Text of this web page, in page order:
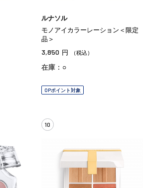
ルナソル
モノアイカラーレーション＜限定
品＞
3,850 円 （税込）
在庫：○
OPポイント対象
10